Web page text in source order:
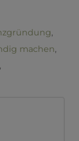
,
machen,
,